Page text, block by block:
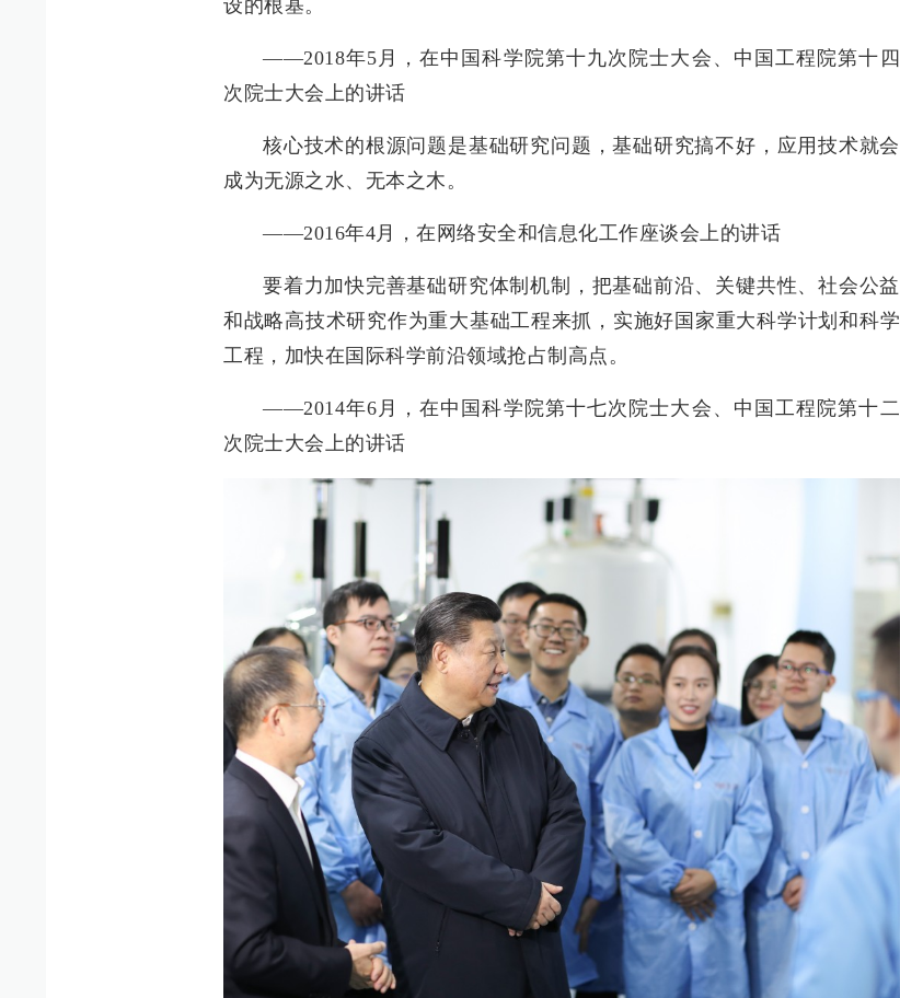
设的根基。
——2018年5月，在中国科学院第十九次院士大会、中国工程院第十四
次院士大会上的讲话
核心技术的根源问题是基础研究问题，基础研究搞不好，应用技术就会
成为无源之水、无本之木。
——2016年4月，在网络安全和信息化工作座谈会上的讲话
要着力加快完善基础研究体制机制，把基础前沿、关键共性、社会公益
和战略高技术研究作为重大基础工程来抓，实施好国家重大科学计划和科学
工程，加快在国际科学前沿领域抢占制高点。
——2014年6月，在中国科学院第十七次院士大会、中国工程院第十二
次院士大会上的讲话